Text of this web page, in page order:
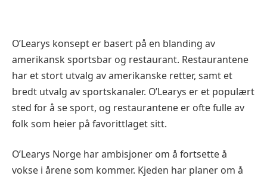
O’Learys konsept er basert på en blanding av
amerikansk sportsbar og restaurant. Restaurantene
har et stort utvalg av amerikanske retter, samt et
bredt utvalg av sportskanaler. O’Learys er et populært
sted for å se sport, og restaurantene er ofte fulle av
folk som heier på favorittlaget sitt.
O’Learys Norge har ambisjoner om å fortsette å
vokse i årene som kommer. Kjeden har planer om å